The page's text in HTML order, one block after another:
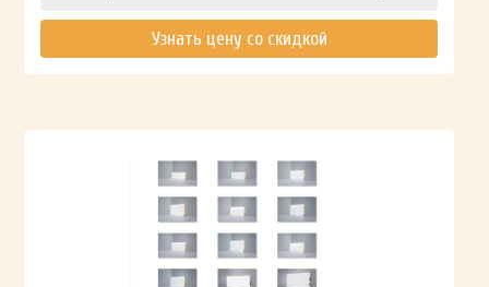
Узнать цену со скидкой